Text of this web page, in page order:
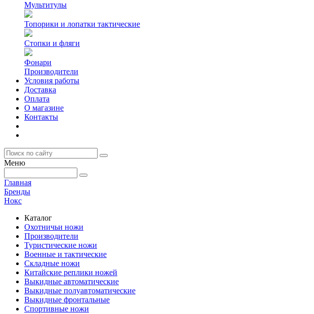
Мультитулы
Топорики и лопатки тактические
Стопки и фляги
Фонари
Производители
Условия работы
Доставка
Оплата
О магазине
Контакты
Меню
Главная
Бренды
Нокс
Каталог
Охотничьи ножи
Производители
Туристические ножи
Военные и тактические
Складные ножи
Китайские реплики ножей
Выкидные автоматические
Выкидные полуавтоматические
Выкидные фронтальные
Спортивные ножи